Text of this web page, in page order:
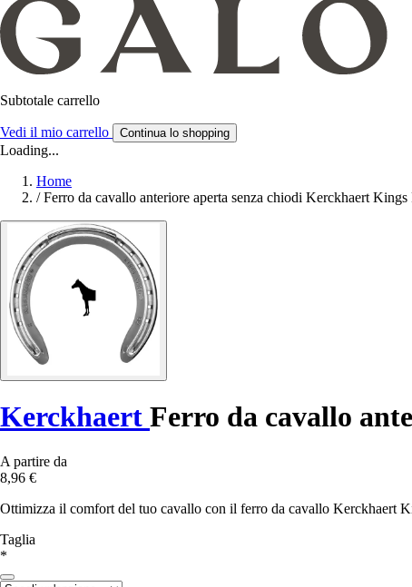
Subtotale carrello
Vedi il mio carrello Continua lo shopping
Loading...
Home
/ Ferro da cavallo anteriore aperta senza chiodi Kerckhaert Kings
Kerckhaert Ferro da cavallo
A partire da
8,96 €
Ottimizza il comfort del tuo cavallo con il ferro da cavallo Kerckhaert
Taglia
*